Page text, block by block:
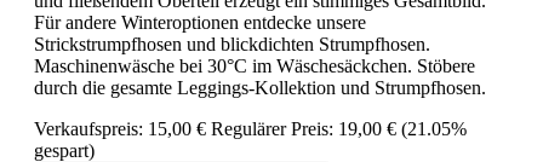
Für andere Winteroptionen entdecke unsere
Strickstrumpfhosen und blickdichten Strumpfhosen.
Maschinenwäsche bei 30°C im Wäschesäckchen. Stöbere
durch die gesamte Leggings-Kollektion und Strumpfhosen.
Verkaufspreis: 15,00 € Regulärer Preis: 19,00 € (21.05%
gespart)